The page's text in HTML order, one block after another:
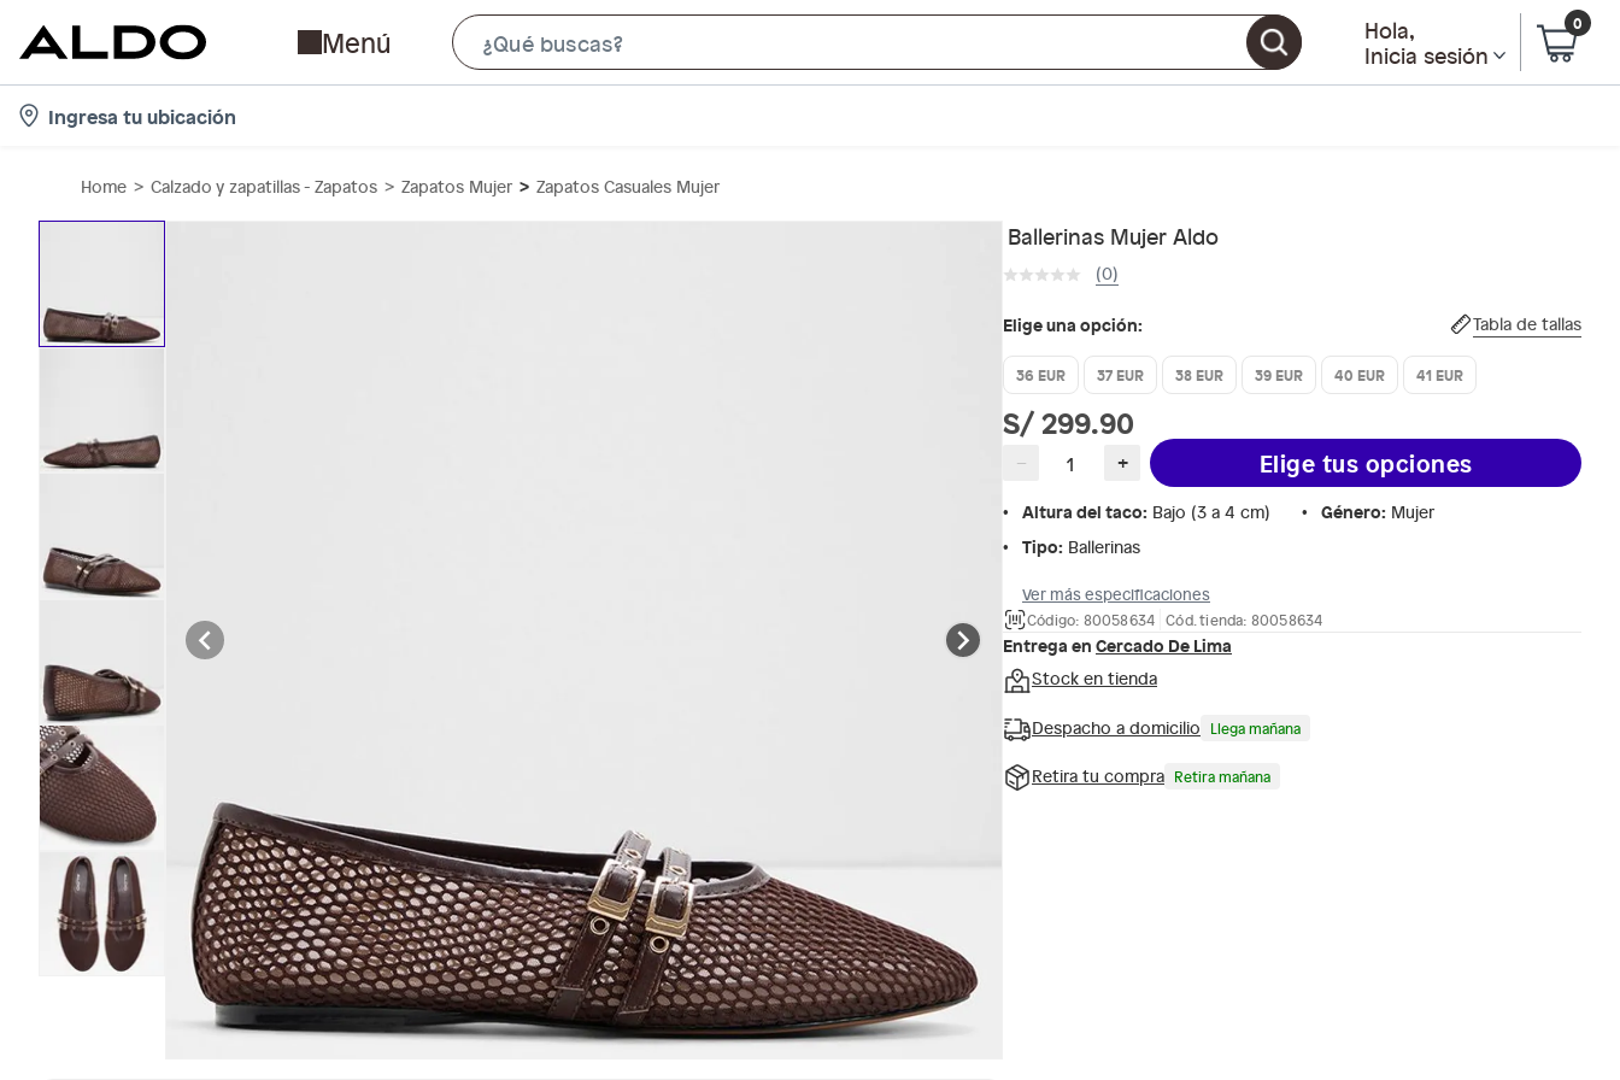
Menú
e
B
Hola,
Inicia sesión
0
Ingresa tu ubicación
Home Calzado y zapatillas - Zapatos Zapatos Mujer Zapatos Casuales Mujer
Ballerinas Mujer Aldo
(0)
Elige una opción: Tabla de tallas
36 EUR 37 EUR 38 EUR 39 EUR 40 EUR 41 EUR
S/ 299.90
− + Elige tus opciones
Altura del taco: Bajo (3 a 4 cm) Género: Mujer
Tipo: Ballerinas
Ver más especificaciones
Código: 80058634 Cód. tienda: 80058634
Entrega en Cercado De Lima
Stock en tienda
Despacho a domicilio Llega mañana
Retira tu compra Retira mañana